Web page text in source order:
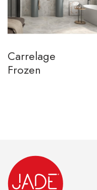
Carrelage
Frozen